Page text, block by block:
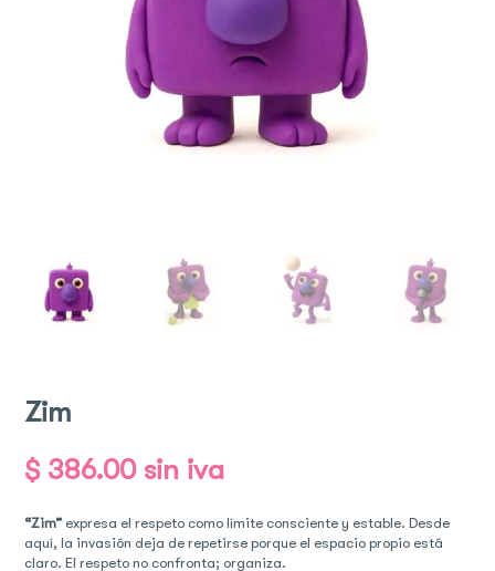
Zim
$386.00 sin iva
“Zim” expresa el respeto como límite consciente y estable. Desde
aquí, la invasión deja de repetirse porque el espacio propio está
claro. El respeto no confronta; organiza.